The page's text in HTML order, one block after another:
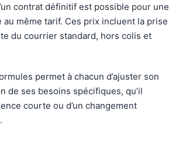
contrat définitif est possible pour une
même tarif. Ces prix incluent la prise
du courrier standard, hors colis et
permet à chacun d’ajuster son
de ses besoins spécifiques, qu’il
courte ou d’un changement